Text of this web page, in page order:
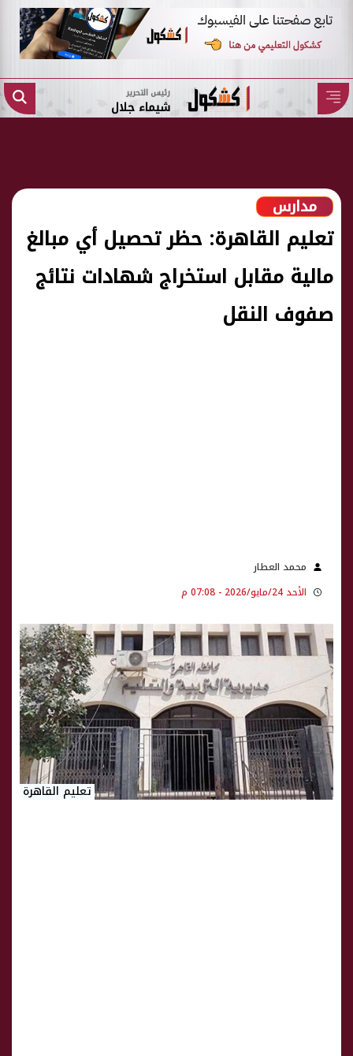
رئيس التحرير
شيماء جلال
مدارس
تعليم القاهرة: حظر تحصيل أي مبالغ
مالية مقابل استخراج شهادات نتائج
صفوف النقل
محمد العطار
الأحد 24/مايو/2026 - 07:08 م
تعليم القاهرة